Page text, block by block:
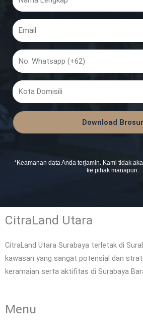
Lengkap
Email
No.
Whatsapp
Kota
Domisili
Download Brosur
*Keamanan data Anda terjamin. Kami tidak
ke pihak manapun.
CitraLand Utara
CitraLand Utara Surabaya terletak di
kawasan yang sangat potensial dan
keramaian serta aktifitas di Surabaya
Menu